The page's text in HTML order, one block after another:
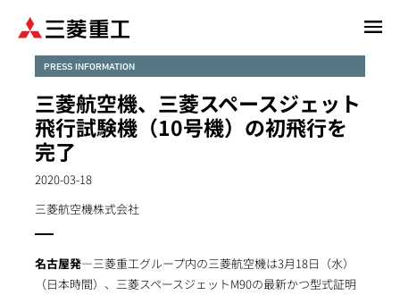
PRESS INFORMATION
三菱航空機、三菱スペースジェット
飛行試験機（10号機）の初飛行を
完了
2020-03-18
三菱航空機株式会社
名古屋発―三菱重工グループ内の三菱航空機は3月18日（水）
（日本時間）、三菱スペースジェットM90の最新かつ型式証明